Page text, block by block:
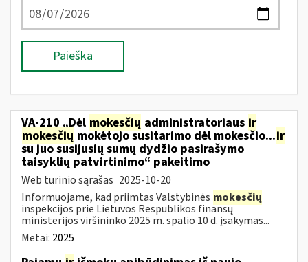
Paieška
VA-210 „Dėl mokesčių administratoriaus ir
mokesčių mokėtojo susitarimo dėl mokesčio...ir
su juo susijusių sumų dydžio pasirašymo
taisyklių patvirtinimo“ pakeitimo
Web turinio sąrašas 2025-10-20
Informuojame, kad priimtas Valstybinės mokesčių
inspekcijos prie Lietuvos Respublikos finansų
ministerijos viršininko 2025 m. spalio 10 d. įsakymas...
Metai: 2025